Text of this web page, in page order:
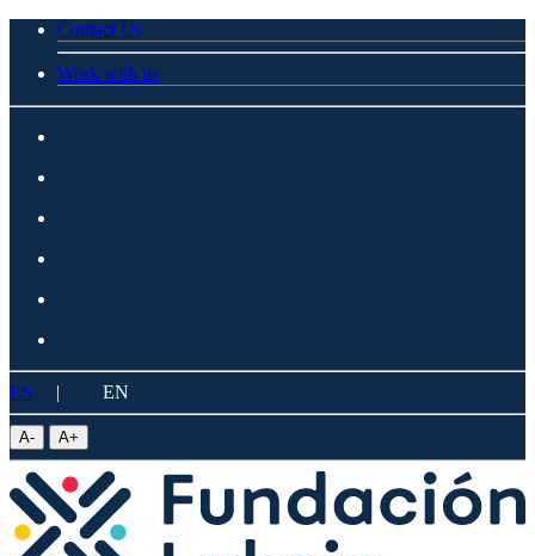
Contact Us
Work with us
ES | EN
A- A+